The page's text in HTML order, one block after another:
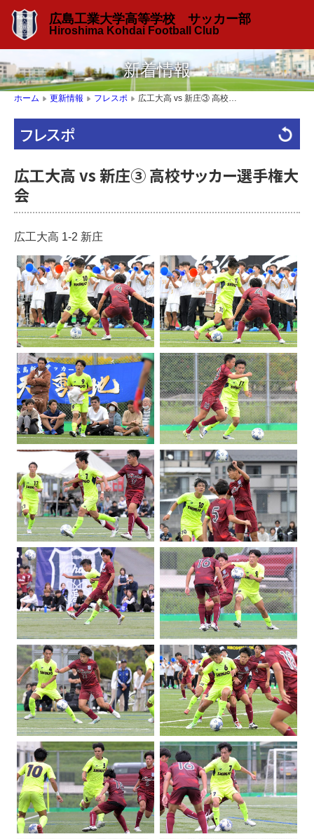
広島工業大学高等学校 サッカー部
Hiroshima Kohdai Football Club
新着情報
ホーム ▶ 更新情報 ▶ フレスポ ▶
フレスポ
広工大高 vs 新庄③ 高校サッカー選手権大
会
広工大高 1-2 新庄